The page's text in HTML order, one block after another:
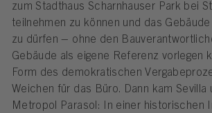
zum Stadthaus Scharnhauser Park bei
teilnehmen zu können und das
zu dürfen – ohne den
Gebäude als eigene Referenz vorlegen
Form des demokratischen
Weichen für das Büro. Dann kam
Metropol Parasol: In einer historischen